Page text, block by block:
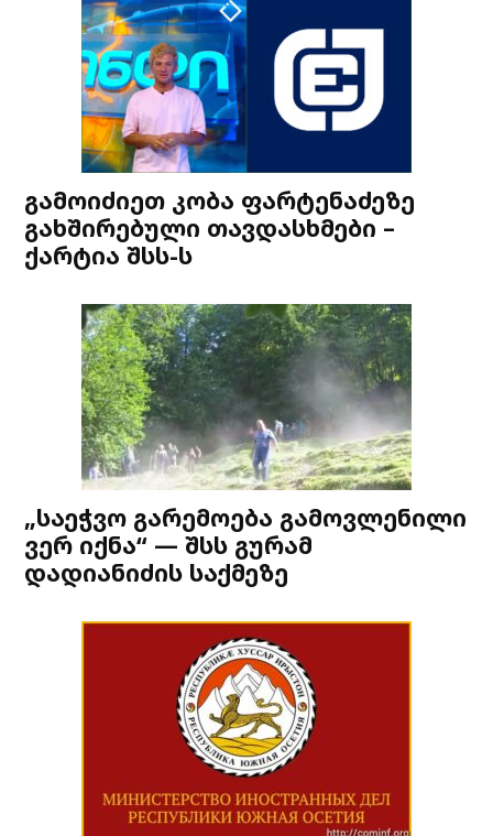
გამოიძიეთ კობა ფარტენაძეზე
გახშირებული თავდასხმები –
ქარტია შსს-ს
„საეჭვო გარემოება გამოვლენილი
ვერ იქნა“ — შსს გურამ
დადიანიძის საქმეზე